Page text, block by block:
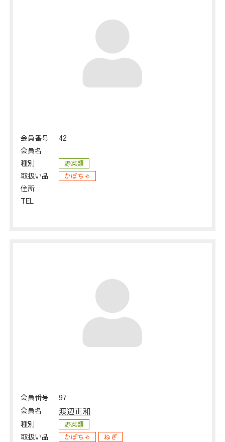
会員番号
42
会員名
種別
野菜類
取扱い品 かぼちゃ
住所
TEL
会員番号
97
会員名
渡辺正和
種別 野菜類
取扱い品 かぼちゃ ねぎ